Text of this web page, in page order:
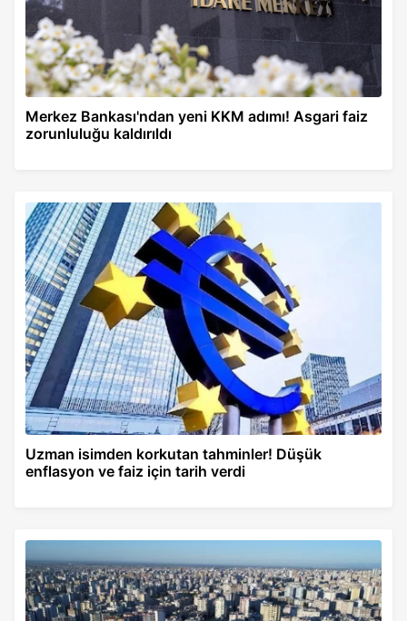
Merkez Bankası'ndan yeni KKM adımı! Asgari faiz
zorunluluğu kaldırıldı
Uzman isimden korkutan tahminler! Düşük
enflasyon ve faiz için tarih verdi